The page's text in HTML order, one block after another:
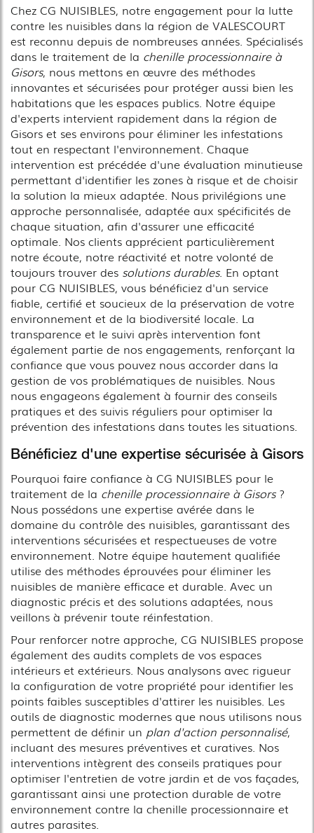
Chez CG NUISIBLES, notre engagement pour la lutte
contre les nuisibles dans la région de VALESCOURT
est reconnu depuis de nombreuses années. Spécialisés
dans le traitement de la chenille processionnaire à
Gisors, nous mettons en œuvre des méthodes
innovantes et sécurisées pour protéger aussi bien les
habitations que les espaces publics. Notre équipe
d'experts intervient rapidement dans la région de
Gisors et ses environs pour éliminer les infestations
tout en respectant l'environnement. Chaque
intervention est précédée d'une évaluation minutieuse
permettant d'identifier les zones à risque et de choisir
la solution la mieux adaptée. Nous privilégions une
approche personnalisée, adaptée aux spécificités de
chaque situation, afin d'assurer une efficacité
optimale. Nos clients apprécient particulièrement
notre écoute, notre réactivité et notre volonté de
toujours trouver des solutions durables. En optant
pour CG NUISIBLES, vous bénéficiez d'un service
fiable, certifié et soucieux de la préservation de votre
environnement et de la biodiversité locale. La
transparence et le suivi après intervention font
également partie de nos engagements, renforçant la
confiance que vous pouvez nous accorder dans la
gestion de vos problématiques de nuisibles. Nous
nous engageons également à fournir des conseils
pratiques et des suivis réguliers pour optimiser la
prévention des infestations dans toutes les situations.
Bénéficiez d'une expertise sécurisée à Gisors
Pourquoi faire confiance à CG NUISIBLES pour le
traitement de la chenille processionnaire à Gisors?
Nous possédons une expertise avérée dans le
domaine du contrôle des nuisibles, garantissant des
interventions sécurisées et respectueuses de votre
environnement. Notre équipe hautement qualifiée
utilise des méthodes éprouvées pour éliminer les
nuisibles de manière efficace et durable. Avec un
diagnostic précis et des solutions adaptées, nous
veillons à prévenir toute réinfestation.
Pour renforcer notre approche, CG NUISIBLES propose
également des audits complets de vos espaces
intérieurs et extérieurs. Nous analysons avec rigueur
la configuration de votre propriété pour identifier les
points faibles susceptibles d'attirer les nuisibles. Les
outils de diagnostic modernes que nous utilisons nous
permettent de définir un plan d'action personnalisé,
incluant des mesures préventives et curatives. Nos
interventions intègrent des conseils pratiques pour
optimiser l'entretien de votre jardin et de vos façades,
garantissant ainsi une protection durable de votre
environnement contre la chenille processionnaire et
autres parasites.